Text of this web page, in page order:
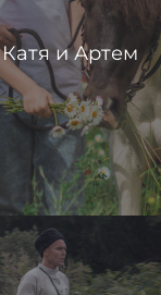
Катя и Артем